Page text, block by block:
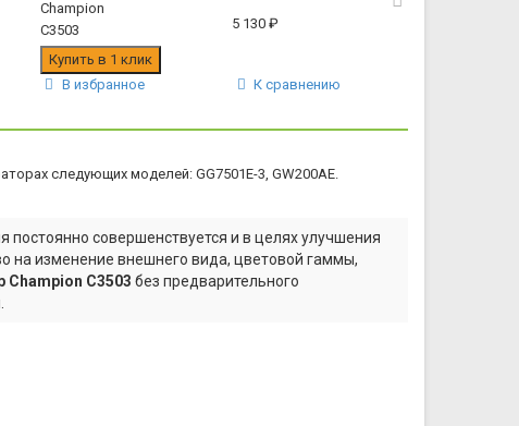
5 130₽
В избранное К сравнению
следующих моделей: GG7501E-3, GW200AE.
совершенствуется и в целях улучшения
на изменение внешнего вида, цветовой гаммы,
Champion C3503 без предварительного